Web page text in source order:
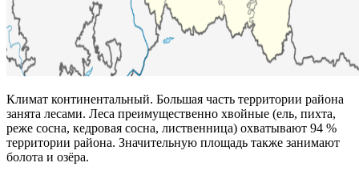
Климат континентальный. Большая часть территории района
занята лесами. Леса преимущественно хвойные (ель, пихта,
реже сосна, кедровая сосна, лиственница) охватывают 94 %
территории района. Значительную площадь также занимают
болота и озёра.